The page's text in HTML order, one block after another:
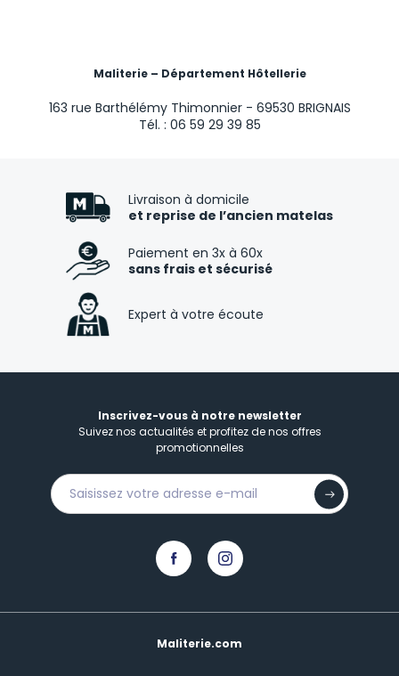
Maliterie – Département Hôtellerie
163 rue Barthélémy Thimonnier - 69530 BRIGNAIS
Tél. : 06 59 29 39 85
Livraison à domicile
et reprise de l’ancien matelas
Paiement en 3x à 60x
sans frais et sécurisé
Expert à votre écoute
Inscrivez-vous à notre newsletter
Suivez nos actualités et profitez de nos offres
promotionnelles
Maliterie.com